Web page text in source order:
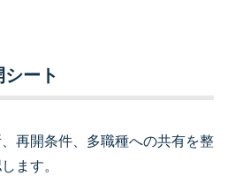
ート
再開条件、多職種への共有を整
ます。